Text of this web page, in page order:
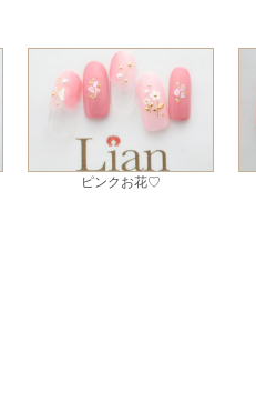
ピンクお花♡